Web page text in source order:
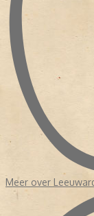
samenwerking van
Medewerkers of
Cate,
Jeroen Elshoff *
Hylkje Goïnga *
recensent * Rely
cartoonist * Coen
Ploeg, typograaf *
Steeman,
Terpstra * Rink
recensent
Meer over